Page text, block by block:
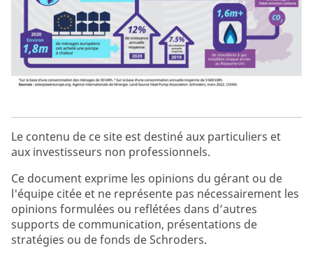
Le contenu de ce site est destiné aux particuliers et
aux investisseurs non professionnels.
Ce document exprime les opinions du gérant ou de
l'équipe citée et ne représente pas nécessairement les
opinions formulées ou reflétées dans d’autres
supports de communication, présentations de
stratégies ou de fonds de Schroders.